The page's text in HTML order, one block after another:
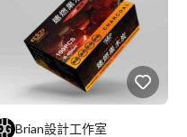
Brian設計工作室